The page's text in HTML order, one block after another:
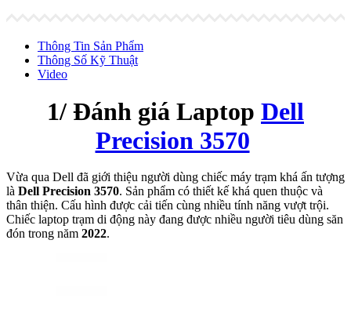
Thông Tin Sản Phẩm
Thông Số Kỹ Thuật
Video
1/ Đánh giá Laptop Dell
Precision 3570
Vừa qua Dell đã giới thiệu người dùng chiếc máy trạm khá ấn tượng
là Dell Precision 3570. Sản phẩm có thiết kế khá quen thuộc và
thân thiện. Cấu hình được cải tiến cùng nhiều tính năng vượt trội.
Chiếc laptop trạm di động này đang được nhiều người tiêu dùng săn
đón trong năm 2022.